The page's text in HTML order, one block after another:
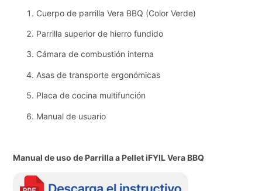
Cuerpo de parrilla Vera BBQ (Color Verde)
Parrilla superior de hierro fundido
Cámara de combustión interna
Asas de transporte ergonómicas
Placa de cocina multifunción
Manual de usuario
Manual de uso de Parrilla a Pellet iFYIL Vera BBQ